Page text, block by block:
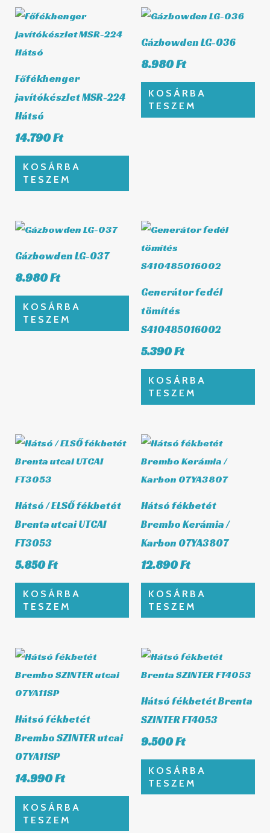
Főfékhenger
javítókészlet MSR-224
Hátsó
14.790Ft
KOSÁRBA
TESZEM
Gázbowden LG-036
8.980Ft
KOSÁRBA
TESZEM
Gázbowden LG-037
8.980Ft
KOSÁRBA
TESZEM
Generátor fedél
tömítés
S410485016002
5.390Ft
KOSÁRBA
TESZEM
Hátsó / ELSŐ fékbetét
Brenta utcai UTCAI
FT3053
5.850Ft
KOSÁRBA
TESZEM
Hátsó fékbetét
Brembo Kerámia /
Karbon 07YA3807
12.890Ft
KOSÁRBA
TESZEM
Hátsó fékbetét
Brembo SZINTER utcai
07YA11SP
14.990Ft
KOSÁRBA
TESZEM
Hátsó fékbetét Brenta
SZINTER FT4053
9.500Ft
KOSÁRBA
TESZEM